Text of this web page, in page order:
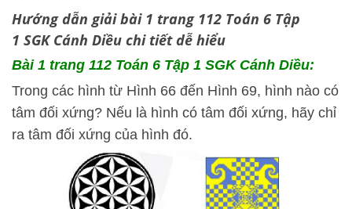
Hướng dẫn giải bài 1 trang 112 Toán 6 Tập
1 SGK Cánh Diều chi tiết dễ hiểu
Bài 1 trang 112 Toán 6 Tập 1 SGK Cánh Diều:
Trong các hình từ Hình 66 đến Hình 69, hình nào có
tâm đối xứng? Nếu là hình có tâm đối xứng, hãy chỉ
ra tâm đối xứng của hình đó.